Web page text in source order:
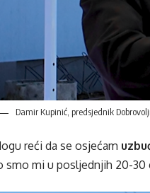
Damir Kupinić, predsjednik
reći da se osjećam
smo mi u posljednjih 20-30